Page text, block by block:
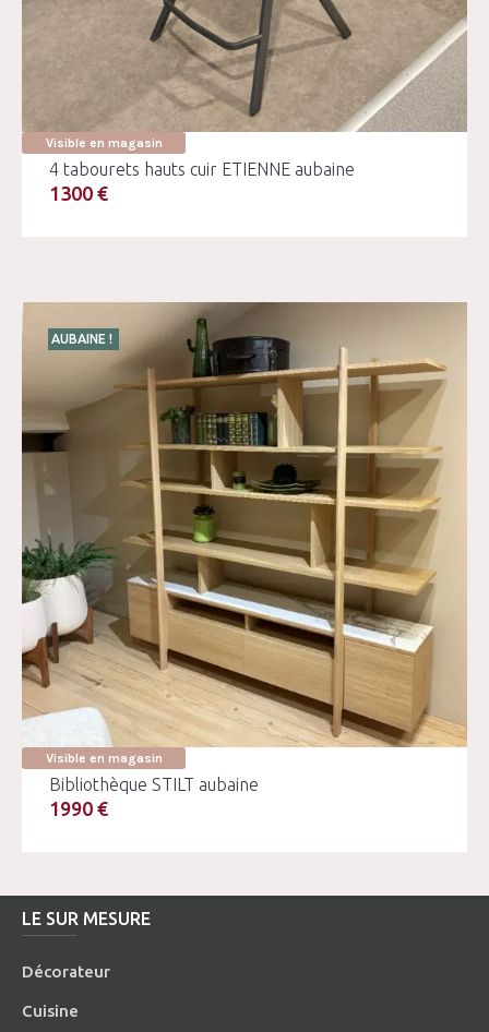
Visible en magasin
4 tabourets hauts cuir ETIENNE aubaine
1300 €
AUBAINE !
Visible en magasin
Bibliothèque STILT aubaine
1990 €
LE SUR MESURE
Décorateur
Cuisine